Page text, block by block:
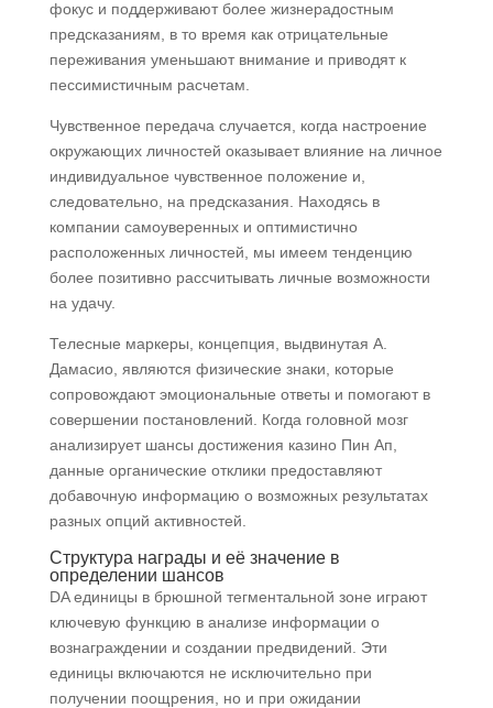
фокус и поддерживают более жизнерадостным
предсказаниям, в то время как отрицательные
переживания уменьшают внимание и приводят к
пессимистичным расчетам.
Чувственное передача случается, когда настроение
окружающих личностей оказывает влияние на личное
индивидуальное чувственное положение и,
следовательно, на предсказания. Находясь в
компании самоуверенных и оптимистично
расположенных личностей, мы имеем тенденцию
более позитивно рассчитывать личные возможности
на удачу.
Телесные маркеры, концепция, выдвинутая А.
Дамасио, являются физические знаки, которые
сопровождают эмоциональные ответы и помогают в
совершении постановлений. Когда головной мозг
анализирует шансы достижения казино Пин Ап,
данные органические отклики предоставляют
добавочную информацию о возможных результатах
разных опций активностей.
Структура награды и её значение в
определении шансов
DA единицы в брюшной тегментальной зоне играют
ключевую функцию в анализе информации о
вознаграждении и создании предвидений. Эти
единицы включаются не исключительно при
получении поощрения, но и при ожидании